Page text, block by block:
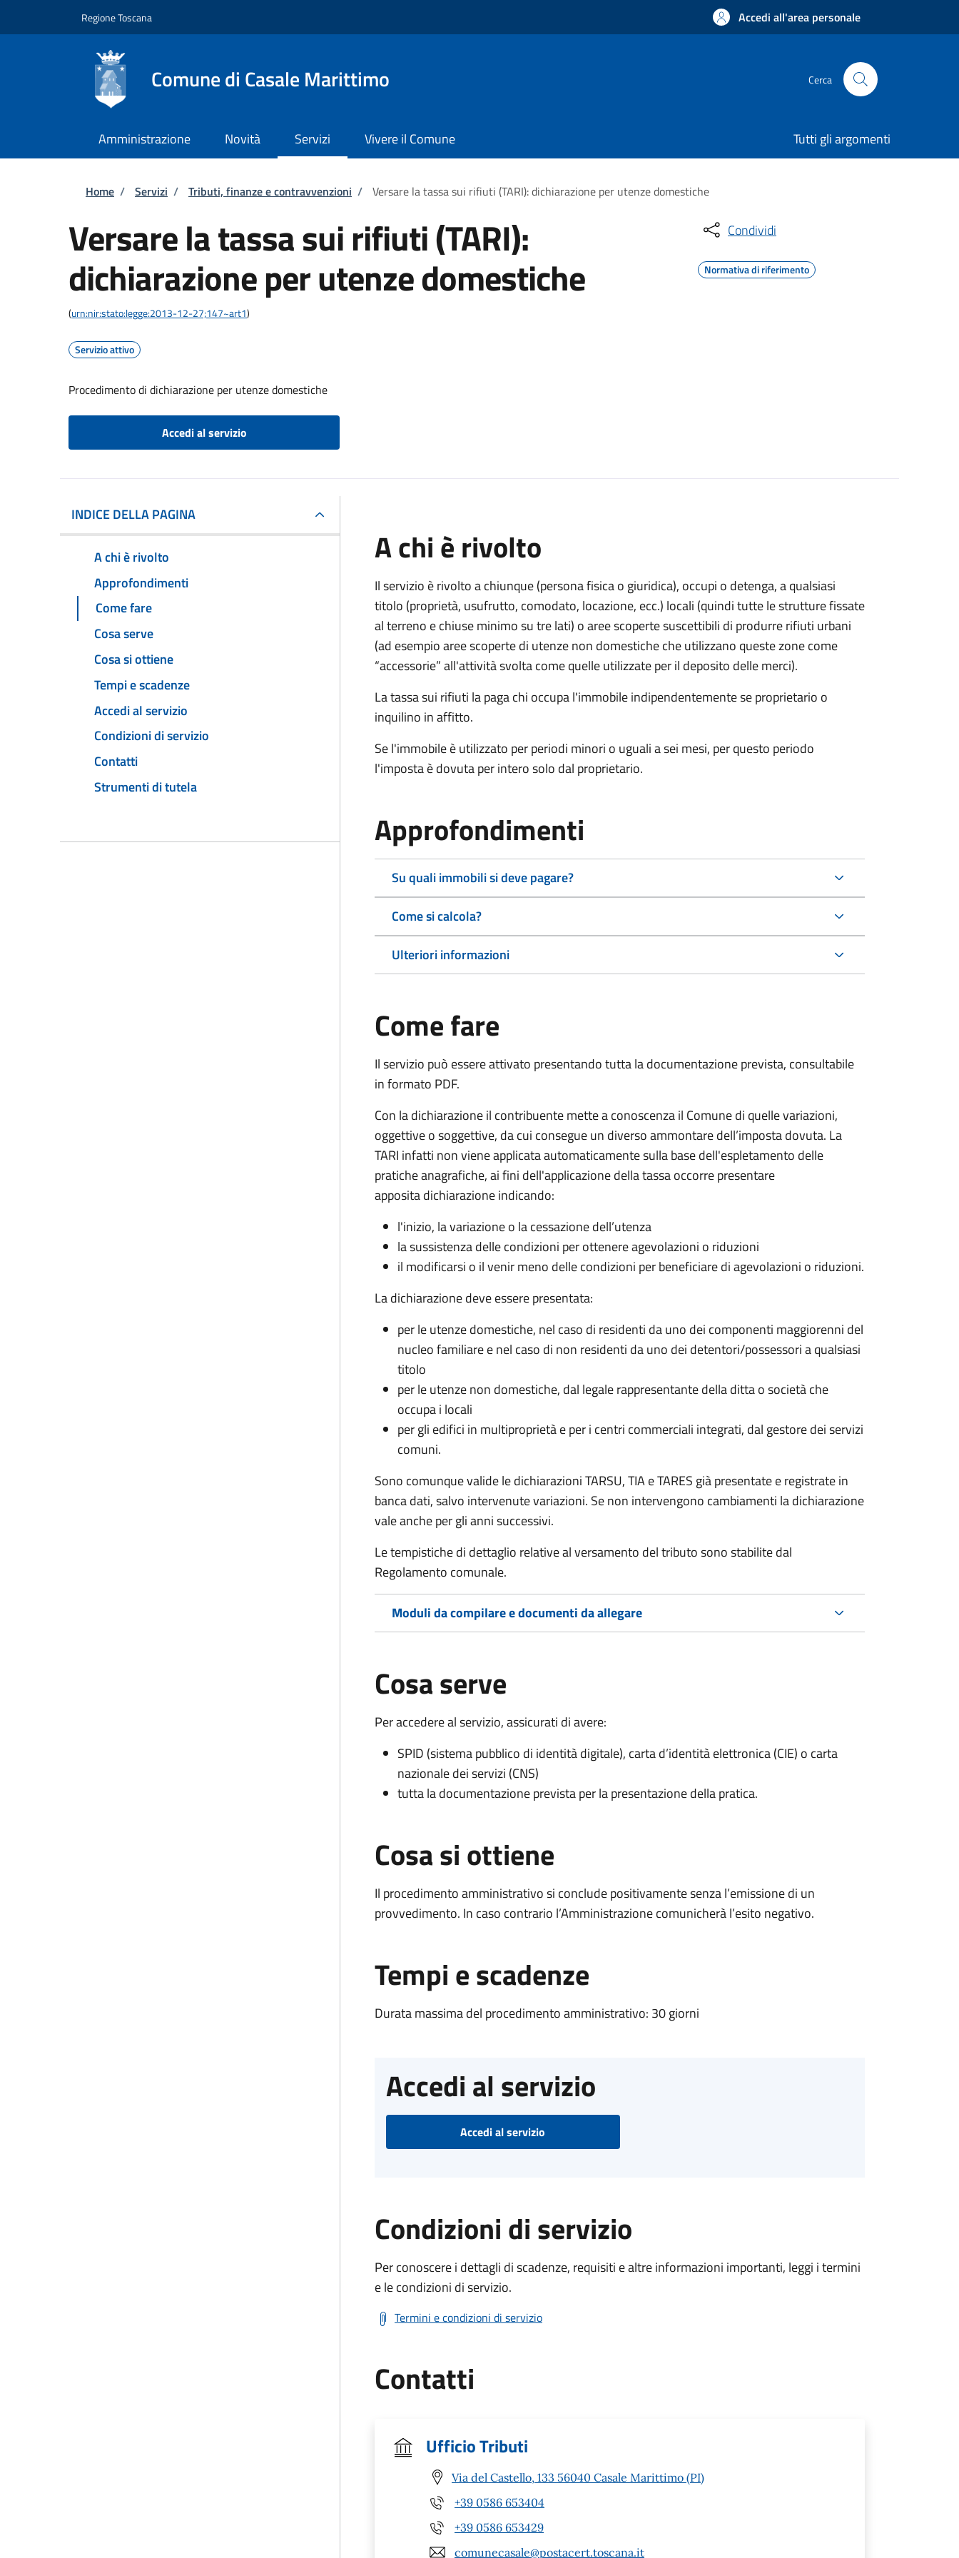
Regione Toscana Accedi all'area personale
Comune di Casale Marittimo Cerca
Amministrazione Novità Servizi Vivere il Comune Tutti gli argomenti
Briciole di pane
Home / Servizi / Tributi, finanze e contravvenzioni / Versare la tassa sui rifiuti (TARI): dichiarazione per utenze domestiche
Versare la tassa sui rifiuti (TARI):
dichiarazione per utenze domestiche
(urn:nir:stato:legge:2013-12-27;147~art1)
Servizio attivo
Procedimento di dichiarazione per utenze domestiche
Accedi al servizio
Condividi
Normativa di riferimento
INDICE DELLA PAGINA
A chi è rivolto
Approfondimenti
Come fare
Cosa serve
Cosa si ottiene
Tempi e scadenze
Accedi al servizio
Condizioni di servizio
Contatti
Strumenti di tutela
A chi è rivolto
Il servizio è rivolto a chiunque (persona fisica o giuridica), occupi o detenga, a qualsiasi
titolo (proprietà, usufrutto, comodato, locazione, ecc.) locali (quindi tutte le strutture fissate
al terreno e chiuse minimo su tre lati) o aree scoperte suscettibili di produrre rifiuti urbani
(ad esempio aree scoperte di utenze non domestiche che utilizzano queste zone come
“accessorie” all'attività svolta come quelle utilizzate per il deposito delle merci).
La tassa sui rifiuti la paga chi occupa l'immobile indipendentemente se proprietario o
inquilino in affitto.
Se l'immobile è utilizzato per periodi minori o uguali a sei mesi, per questo periodo
l'imposta è dovuta per intero solo dal proprietario.
Approfondimenti
Su quali immobili si deve pagare?
Come si calcola?
Ulteriori informazioni
Come fare
Il servizio può essere attivato presentando tutta la documentazione prevista, consultabile
in formato PDF.
Con la dichiarazione il contribuente mette a conoscenza il Comune di quelle variazioni,
oggettive o soggettive, da cui consegue un diverso ammontare dell’imposta dovuta. La
TARI infatti non viene applicata automaticamente sulla base dell'espletamento delle
pratiche anagrafiche, ai fini dell'applicazione della tassa occorre presentare
apposita dichiarazione indicando:
l'inizio, la variazione o la cessazione dell’utenza
la sussistenza delle condizioni per ottenere agevolazioni o riduzioni
il modificarsi o il venir meno delle condizioni per beneficiare di agevolazioni o riduzioni.
La dichiarazione deve essere presentata:
per le utenze domestiche, nel caso di residenti da uno dei componenti maggiorenni del
nucleo familiare e nel caso di non residenti da uno dei detentori/possessori a qualsiasi
titolo
per le utenze non domestiche, dal legale rappresentante della ditta o società che
occupa i locali
per gli edifici in multiproprietà e per i centri commerciali integrati, dal gestore dei servizi
comuni.
Sono comunque valide le dichiarazioni TARSU, TIA e TARES già presentate e registrate in
banca dati, salvo intervenute variazioni. Se non intervengono cambiamenti la dichiarazione
vale anche per gli anni successivi.
Le tempistiche di dettaglio relative al versamento del tributo sono stabilite dal
Regolamento comunale.
Moduli da compilare e documenti da allegare
Cosa serve
Per accedere al servizio, assicurati di avere:
SPID (sistema pubblico di identità digitale), carta d’identità elettronica (CIE) o carta
nazionale dei servizi (CNS)
tutta la documentazione prevista per la presentazione della pratica.
Cosa si ottiene
Il procedimento amministrativo si conclude positivamente senza l’emissione di un
provvedimento. In caso contrario l’Amministrazione comunicherà l’esito negativo.
Tempi e scadenze
Durata massima del procedimento amministrativo: 30 giorni
Accedi al servizio
Accedi al servizio
Condizioni di servizio
Per conoscere i dettagli di scadenze, requisiti e altre informazioni importanti, leggi i termini
e le condizioni di servizio.
Termini e condizioni di servizio
Contatti
Ufficio Tributi
Via del Castello, 133 56040 Casale Marittimo (PI)
+39 0586 653404
+39 0586 653429
comunecasale@postacert.toscana.it